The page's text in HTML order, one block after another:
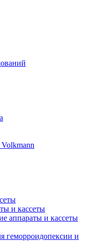
и кассеты
аппараты и кассеты
геморроидопексии и